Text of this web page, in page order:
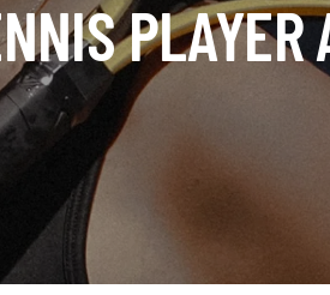
PLAYER